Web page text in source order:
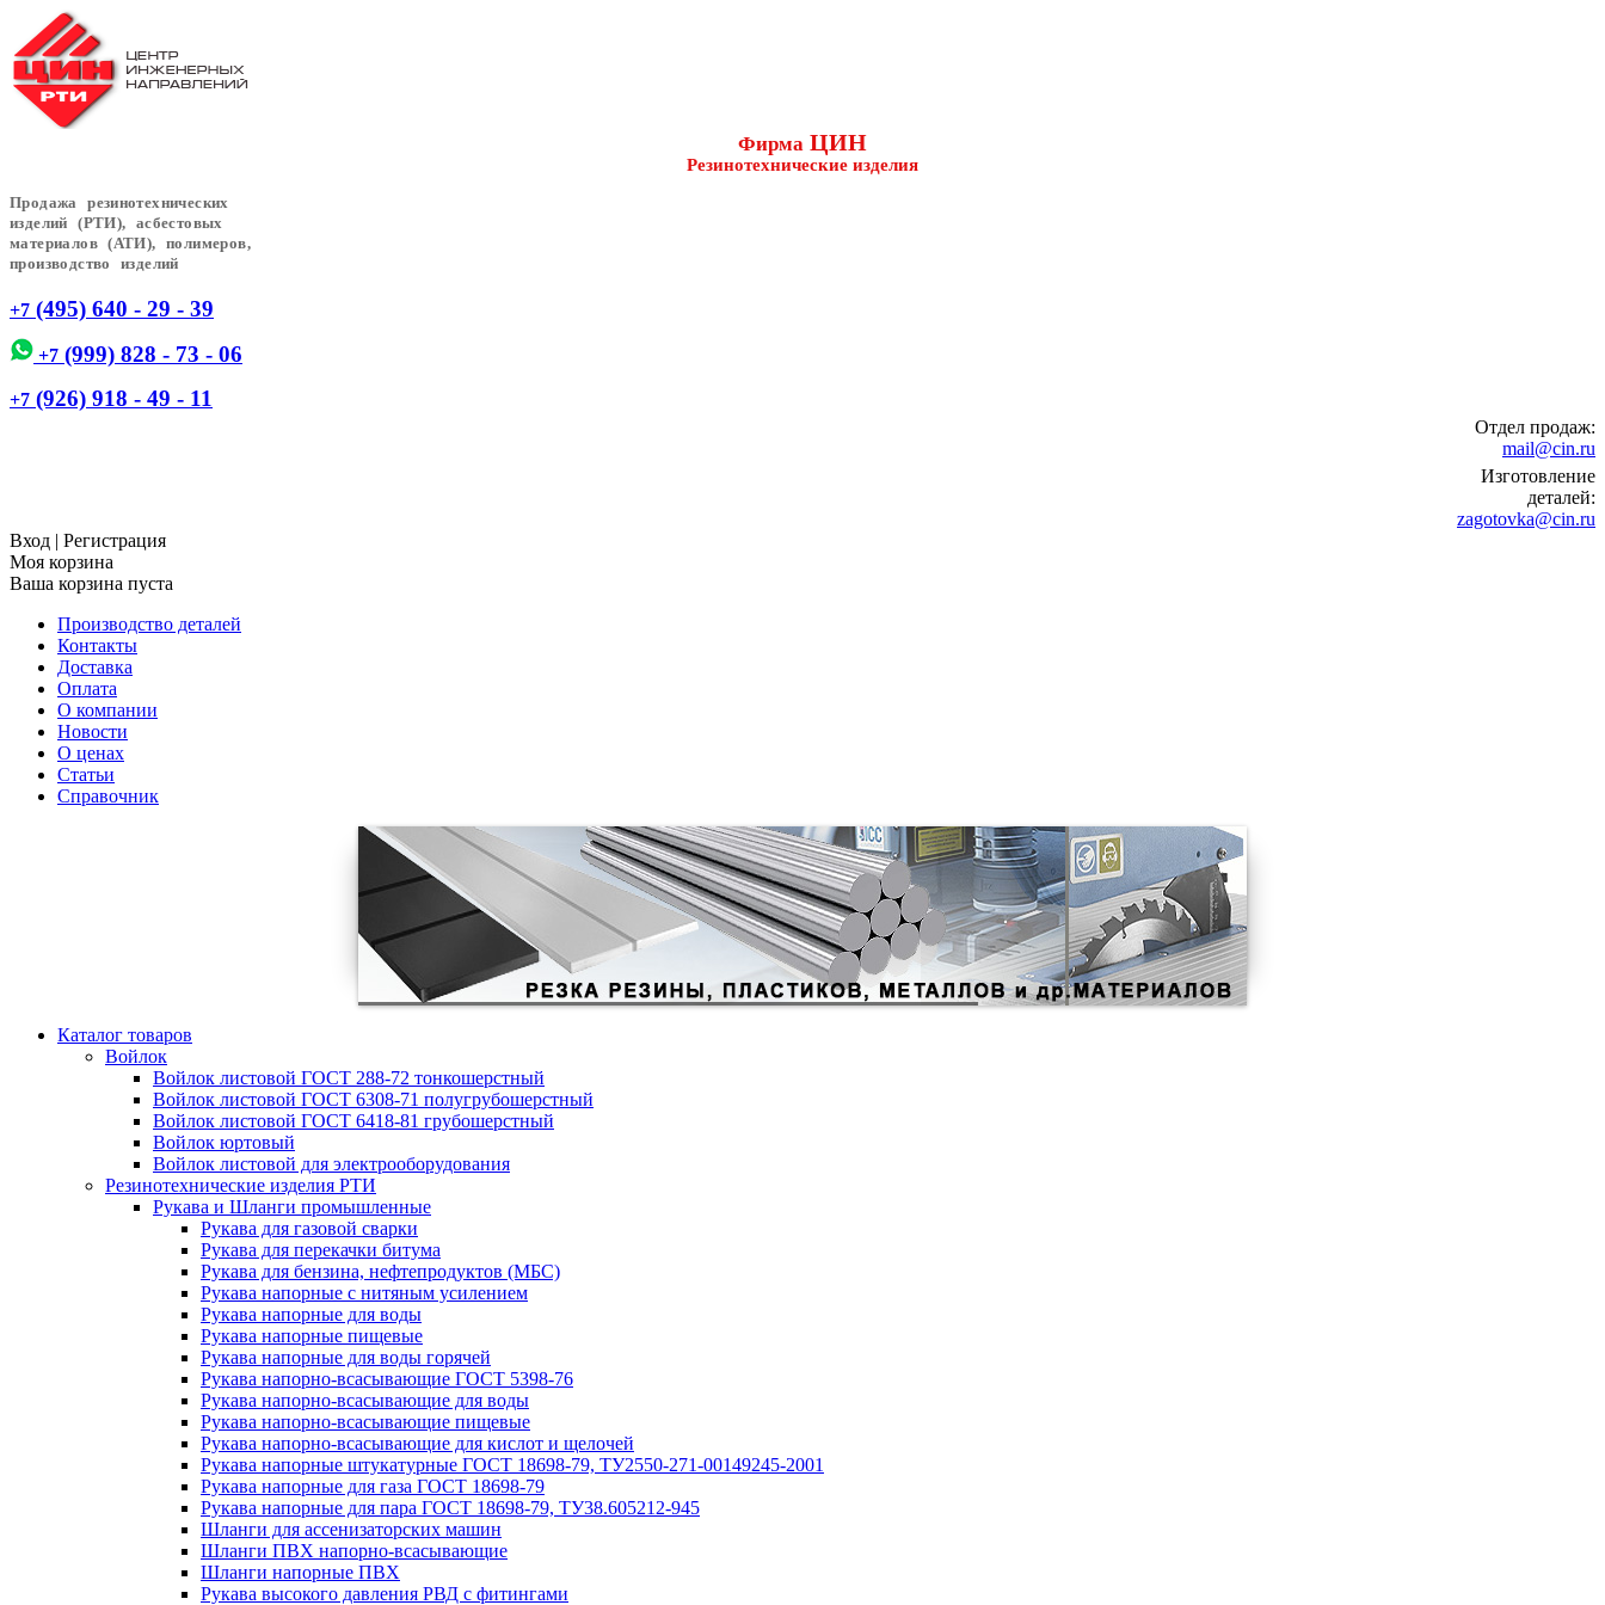
Фирма ЦИН
Резинотехнические изделия
Продажа резинотехнических
изделий (РТИ), асбестовых
материалов (АТИ), полимеров,
производство изделий
+7 (495) 640 - 29 - 39
+7 (999) 828 - 73 - 06
+7 (926) 918 - 49 - 11
Отдел продаж:
mail@cin.ru
Изготовление
деталей:
zagotovka@cin.ru
Вход | Регистрация
Моя корзина
Ваша корзина пуста
Производство деталей
Контакты
Доставка
Оплата
О компании
Новости
О ценах
Статьи
Справочник
Каталог товаров
Войлок
Войлок листовой ГОСТ 288-72 тонкошерстный
Войлок листовой ГОСТ 6308-71 полугрубошерстный
Войлок листовой ГОСТ 6418-81 грубошерстный
Войлок юртовый
Войлок листовой для электрооборудования
Резинотехнические изделия РТИ
Рукава и Шланги промышленные
Рукава для газовой сварки
Рукава для перекачки битума
Рукава для бензина, нефтепродуктов (МБС)
Рукава напорные с нитяным усилением
Рукава напорные для воды
Рукава напорные пищевые
Рукава напорные для воды горячей
Рукава напорно-всасывающие ГОСТ 5398-76
Рукава напорно-всасывающие для воды
Рукава напорно-всасывающие пищевые
Рукава напорно-всасывающие для кислот и щелочей
Рукава напорные штукатурные ГОСТ 18698-79, ТУ2550-271-00149245-2001
Рукава напорные для газа ГОСТ 18698-79
Рукава напорные для пара ГОСТ 18698-79, ТУ38.605212-945
Шланги для ассенизаторских машин
Шланги ПВХ напорно-всасывающие
Шланги напорные ПВХ
Рукава высокого давления РВД с фитингами